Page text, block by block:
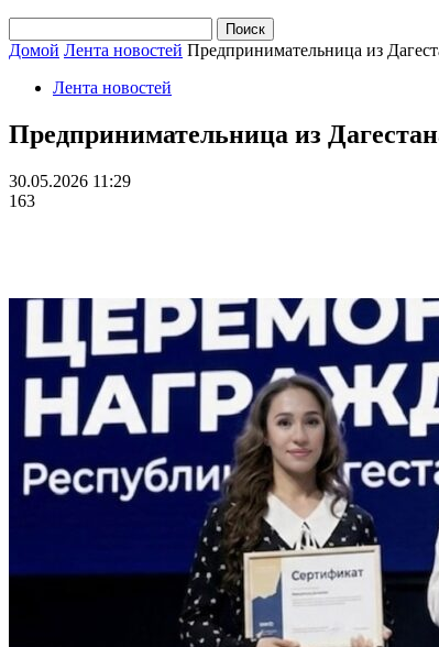
Домой Лента новостей Предпринимательница из
Лента новостей
Предпринимательница из
30.05.2026 11:29
163